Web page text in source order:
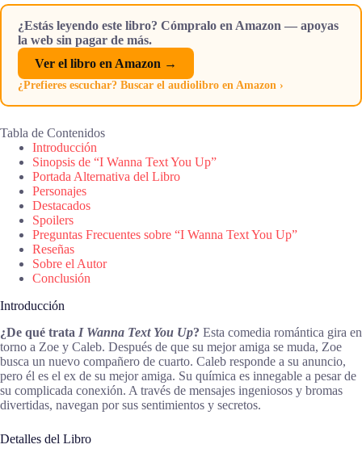
¿Estás leyendo este libro? Cómpralo en Amazon — apoyas
la web sin pagar de más.
Ver el libro en Amazon →
¿Prefieres escuchar? Buscar el audiolibro en Amazon ›
Tabla de Contenidos
Introducción
Sinopsis de “I Wanna Text You Up”
Portada Alternativa del Libro
Personajes
Destacados
Spoilers
Preguntas Frecuentes sobre “I Wanna Text You Up”
Reseñas
Sobre el Autor
Conclusión
Introducción
¿De qué trata I Wanna Text You Up? Esta comedia romántica gira en
torno a Zoe y Caleb. Después de que su mejor amiga se muda, Zoe
busca un nuevo compañero de cuarto. Caleb responde a su anuncio,
pero él es el ex de su mejor amiga. Su química es innegable a pesar de
su complicada conexión. A través de mensajes ingeniosos y bromas
divertidas, navegan por sus sentimientos y secretos.
Detalles del Libro